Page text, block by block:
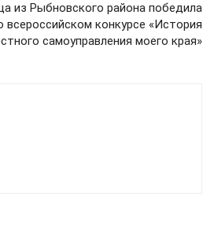
из Рыбновского района победила
всероссийском конкурсе «История
самоуправления моего края»